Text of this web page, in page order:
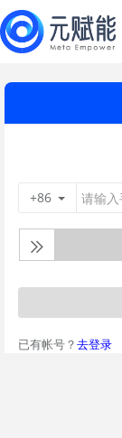
+86
已有帐号？去登录